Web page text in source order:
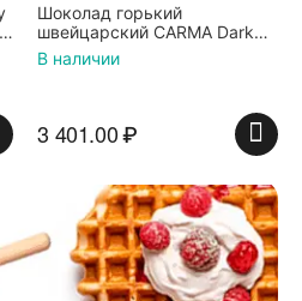
Шоколад горький
швейцарский CARMA Dark
Joukuk 70% - 1,5 кг в
каллетах
В наличии
3 401.00₽